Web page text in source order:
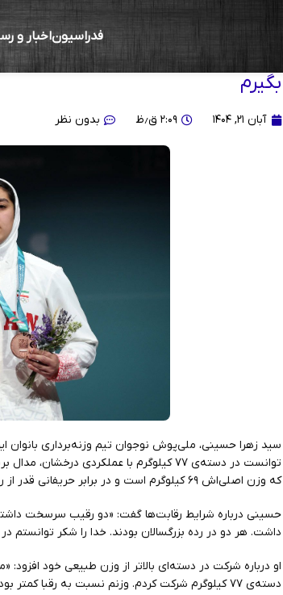
فدراسیوناخبار و
سید زهرا حسینی: دو رقیب سرسخت
بگیرم
آبان ۲۱, ۱۴۰۴ ۲:۰۹ ق٫ظ بدون نظر
سید زهرا حسینی، ملی‌پوش نوجوان تیم وزنه‌برداری بانوان
توانست در دسته‌ی ۷۷ کیلوگرم با عملکردی
که وزن اصلی‌اش ۶۹ کیلوگرم است و در برابر حریفانی قدر از رده‌ی سنی بزرگسالان قرار گرفت.
حسینی درباره شرایط رقابت‌ها گفت: «دو رقیب سرسخت
داشت. هر دو در رده‌ بزرگسالان بودند. خدا را شکر توانستم
دسته‌ی ۷۷ کیلوگرم شرکت کردم. وزنم نسبت به رقبا کمتر بود، ولی تجربه خوبی به‌دست آوردم.»